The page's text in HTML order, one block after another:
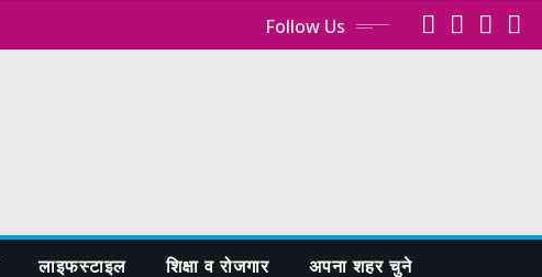
Follow Us
लाइफस्टाइल शिक्षा व रोजगार अपना शहर चुने